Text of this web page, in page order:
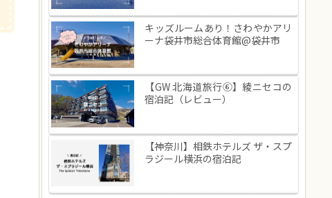
キッズルームあり！さわやかアリ
ーナ袋井市総合体育館@袋井市
【GW 北海道旅行⑥】綾ニセコの
宿泊記（レビュー）
【神奈川】相鉄ホテルズ ザ・スプ
ラジール横浜の宿泊記